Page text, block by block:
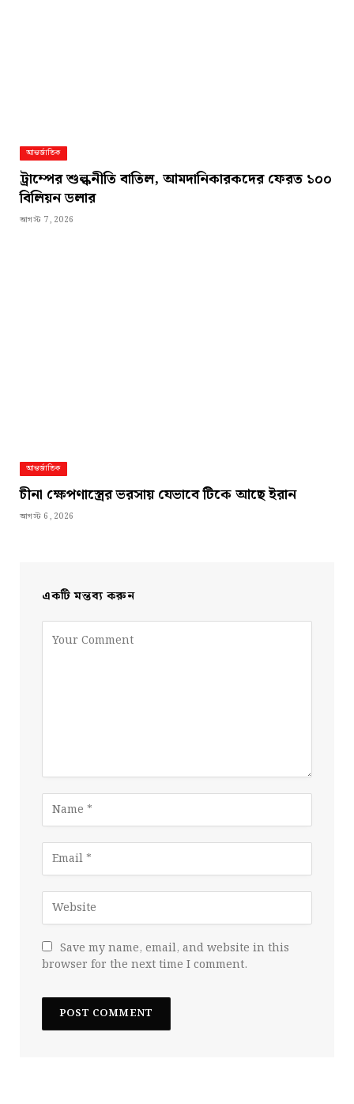
আন্তর্জাতিক
ট্রাম্পের শুল্কনীতি বাতিল, আমদানিকারকদের ফেরত ১০০
বিলিয়ন ডলার
আগস্ট 7, 2026
আন্তর্জাতিক
চীনা ক্ষেপণাস্ত্রের ভরসায় যেভাবে টিকে আছে ইরান
আগস্ট 6, 2026
একটি মন্তব্য করুন
Save my name, email, and website in this
browser for the next time I comment.